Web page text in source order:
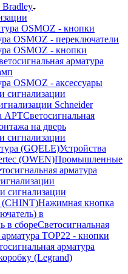
Bradley
OSMOZ - кнопки
OSMOZ - переключатели
OSMOZ - кнопки
арматура
OSMOZ - аксессуары
сигнализации
Schneider
APTСветосигнальная
на дверь
сигнализации
(GQELE)Устройства
(OWEN)Промышленные
арматура
сигнализации
(CHINT)Нажимная кнопка
в
в сбореСветосигнальная
TOP22 - кнопки
арматура
(Legrand)